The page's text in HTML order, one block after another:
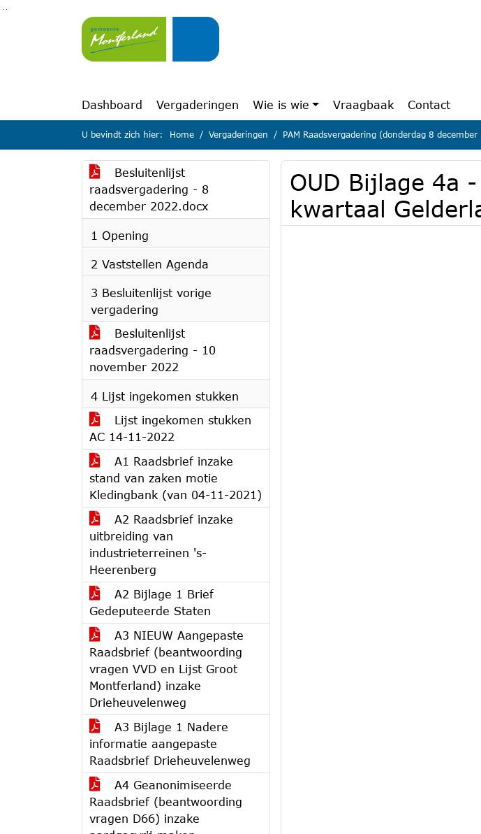
Ga naar de inhoud van deze pagina
Ga naar het zoeken
Ga naar het menu
Dashboard Vergaderingen Wie is wie Vraagbaak Contact
U bevindt zich hier: Home Vergaderingen PAM Raadsvergadering (donderdag 8
Besluitenlijst
raadsvergadering - 8
december 2022.docx
1 Opening
2 Vaststellen Agenda
3 Besluitenlijst vorige
vergadering
Besluitenlijst
raadsvergadering - 10
november 2022
4 Lijst ingekomen stukken
Lijst ingekomen stukken
AC 14-11-2022
A1 Raadsbrief inzake
stand van zaken motie
Kledingbank (van 04-11-2021)
A2 Raadsbrief inzake
uitbreiding van
industrieterreinen 's-
Heerenberg
A2 Bijlage 1 Brief
Gedeputeerde Staten
A3 NIEUW Aangepaste
Raadsbrief (beantwoording
vragen VVD en Lijst Groot
Montferland) inzake
Drieheuvelenweg
A3 Bijlage 1 Nadere
informatie aangepaste
Raadsbrief Drieheuvelenweg
A4 Geanonimiseerde
Raadsbrief (beantwoording
vragen D66) inzake
OUD Bijlage 4a
kwartaal